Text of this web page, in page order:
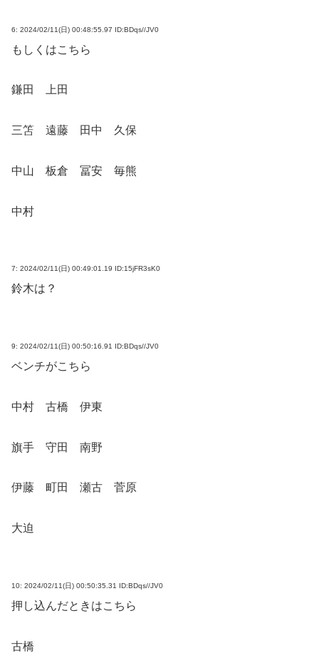
6: 2024/02/11(日) 00:48:55.97 ID:BDqs//JV0
もしくはこちら
鎌田 上田
三笘 遠藤 田中 久保
中山 板倉 冨安 毎熊
中村
7: 2024/02/11(日) 00:49:01.19 ID:15jFR3sK0
鈴木は？
9: 2024/02/11(日) 00:50:16.91 ID:BDqs//JV0
ベンチがこちら
中村 古橋 伊東
旗手 守田 南野
伊藤 町田 瀬古 菅原
大迫
10: 2024/02/11(日) 00:50:35.31 ID:BDqs//JV0
押し込んだときはこちら
古橋